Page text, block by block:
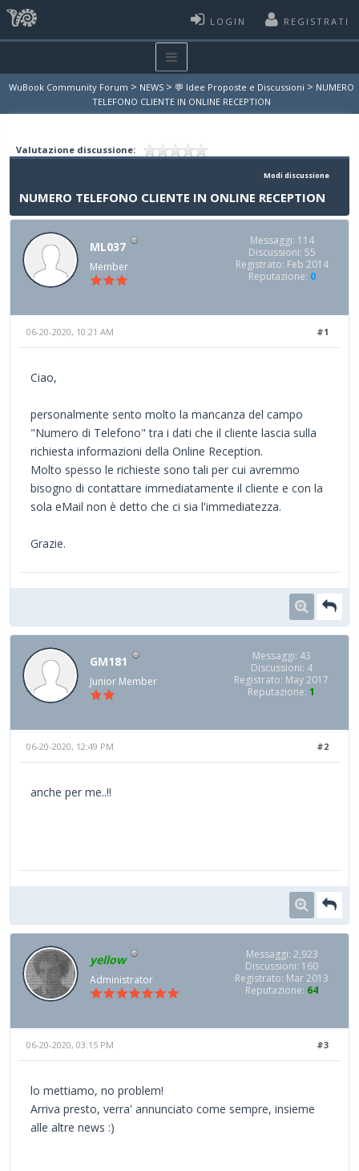
LOGIN REGISTRATI
WuBook Community Forum > NEWS > 💬 Idee Proposte e Discussioni > NUMERO
TELEFONO CLIENTE IN ONLINE RECEPTION
Valutazione discussione:
Modi discussione
NUMERO TELEFONO CLIENTE IN ONLINE RECEPTION
ML037
Member
Messaggi: 114
Discussioni: 55
Registrato: Feb 2014
Reputazione: 0
#1
06-20-2020, 10:21 AM
Ciao,
personalmente sento molto la mancanza del campo
"Numero di Telefono" tra i dati che il cliente lascia sulla
richiesta informazioni della Online Reception.
Molto spesso le richieste sono tali per cui avremmo
bisogno di contattare immediatamente il cliente e con la
sola eMail non è detto che ci sia l'immediatezza.
Grazie.
GM181
Junior Member
Messaggi: 43
Discussioni: 4
Registrato: May 2017
Reputazione: 1
#2
06-20-2020, 12:49 PM
anche per me..!!
yellow
Administrator
Messaggi: 2,923
Discussioni: 160
Registrato: Mar 2013
Reputazione: 64
#3
06-20-2020, 03:15 PM
lo mettiamo, no problem!
Arriva presto, verra' annunciato come sempre, insieme
alle altre news :)